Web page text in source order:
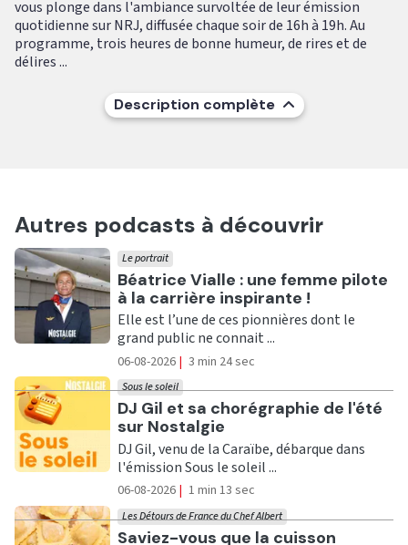
vous plonge dans l'ambiance survoltée de leur émission
quotidienne sur NRJ, diffusée chaque soir de 16h à 19h. Au
programme, trois heures de bonne humeur, de rires et de
délires ...
Description complète
Autres podcasts à découvrir
Ecouter
Béatrice Vialle : une femme pilote
à la carrière inspirante !
Le portrait
Elle est l’une de ces pionnières dont le
grand public ne connait ...
06-08-2026 | 3 min 24 sec
Ecouter
DJ Gil et sa chorégraphie de l'été
sur Nostalgie
Sous le soleil
DJ Gil, venu de la Caraïbe, débarque dans
l'émission Sous le soleil ...
06-08-2026 | 1 min 13 sec
Ecouter
Saviez-vous que la cuisson
Les Détours de France du Chef Albert